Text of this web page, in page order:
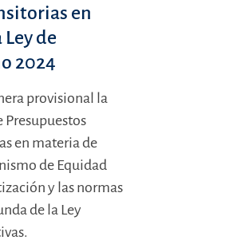
en
de
2024
provisional la
Presupuestos
en materia de
de Equidad
y las normas
de la Ley